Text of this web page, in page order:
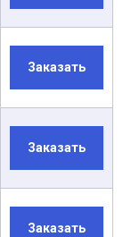
Заказать
Заказать
Заказать